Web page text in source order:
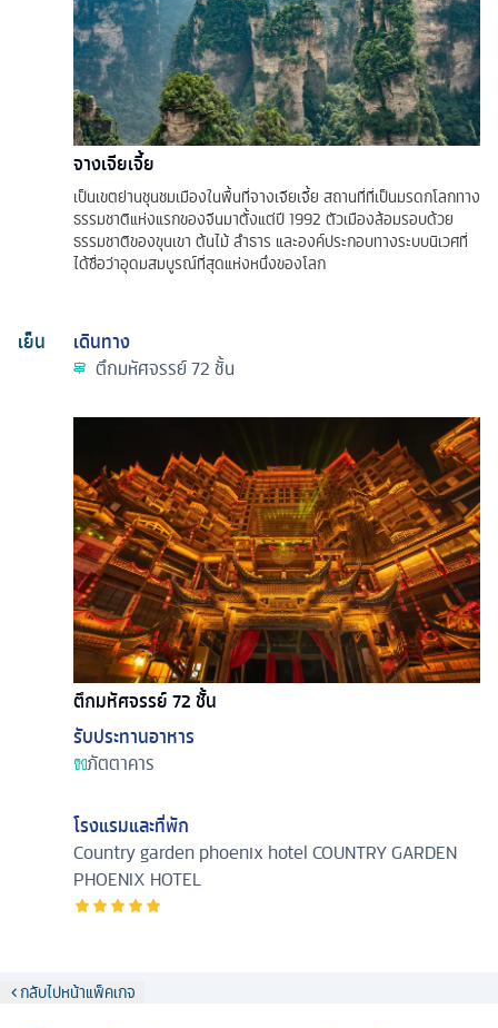
จางเจียเจี้ย
เป็นเขตย่านชุนชมเมืองในพื้นที่จางเจียเจี้ย สถานที่ที่เป็นมรดกโลกทาง
ธรรมชาติแห่งแรกของจีนมาตั้งแต่ปี 1992 ตัวเมืองล้อมรอบด้วย
ธรรมชาติของขุนเขา ต้นไม้ ลำธาร และองค์ประกอบทางระบบนิเวศที่
ได้ชื่อว่าอุดมสมบูรณ์ที่สุดแห่งหนึ่งของโลก
เย็น
เดินทาง
ตึกมหัศจรรย์ 72 ชั้น
ตึกมหัศจรรย์ 72 ชั้น
รับประทานอาหาร
ภัตตาคาร
โรงแรมและที่พัก
Country garden phoenix hotelCOUNTRY GARDEN
PHOENIX HOTEL
กลับไปหน้าแพ็คเกจ